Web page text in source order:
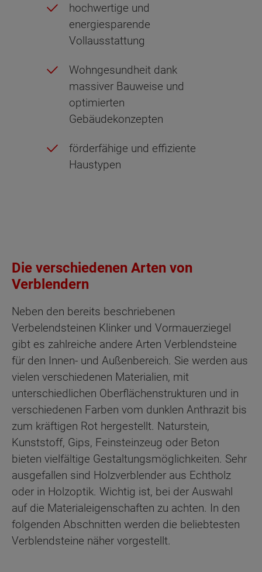
hochwertige und
energiesparende
Vollausstattung
Wohngesundheit dank
massiver Bauweise und
optimierten
Gebäudekonzepten
förderfähige und effiziente
Haustypen
Die verschiedenen Arten von
Verblendern
Neben den bereits beschriebenen
Verbelendsteinen Klinker und Vormauerziegel
gibt es zahlreiche andere Arten Verblendsteine
für den Innen- und Außenbereich. Sie werden aus
vielen verschiedenen Materialien, mit
unterschiedlichen Oberflächenstrukturen und in
verschiedenen Farben vom dunklen Anthrazit bis
zum kräftigen Rot hergestellt. Naturstein,
Kunststoff, Gips, Feinsteinzeug oder Beton
bieten vielfältige Gestaltungsmöglichkeiten. Sehr
ausgefallen sind Holzverblender aus Echtholz
oder in Holzoptik. Wichtig ist, bei der Auswahl
auf die Materialeigenschaften zu achten. In den
folgenden Abschnitten werden die beliebtesten
Verblendsteine näher vorgestellt.